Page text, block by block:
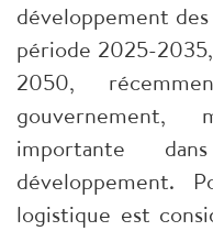
développement
période 2025-
2050,
gouvernement,
importante
développement.
logistique est